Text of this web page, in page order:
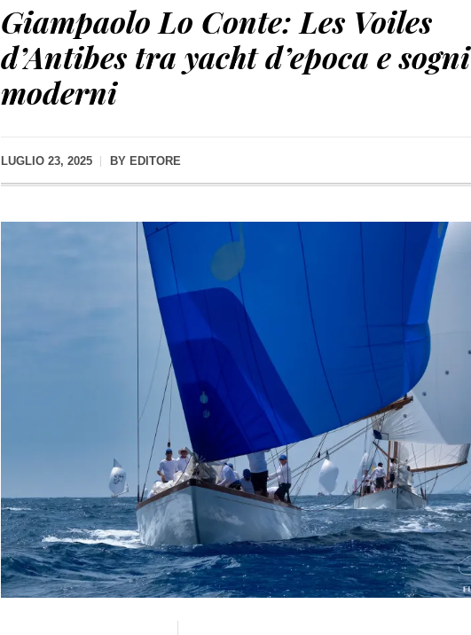
Giampaolo Lo Conte: Les Voiles
d’Antibes tra yacht d’epoca e sogni
moderni
LUGLIO 23, 2025 BY EDITORE